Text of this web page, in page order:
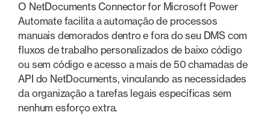
O NetDocuments Connector for Microsoft Power
Automate facilita a automação de processos
manuais demorados dentro e fora do seu DMS com
fluxos de trabalho personalizados de baixo código
ou sem código e acesso a mais de 50 chamadas de
API do NetDocuments, vinculando as necessidades
da organização a tarefas legais específicas sem
nenhum esforço extra.